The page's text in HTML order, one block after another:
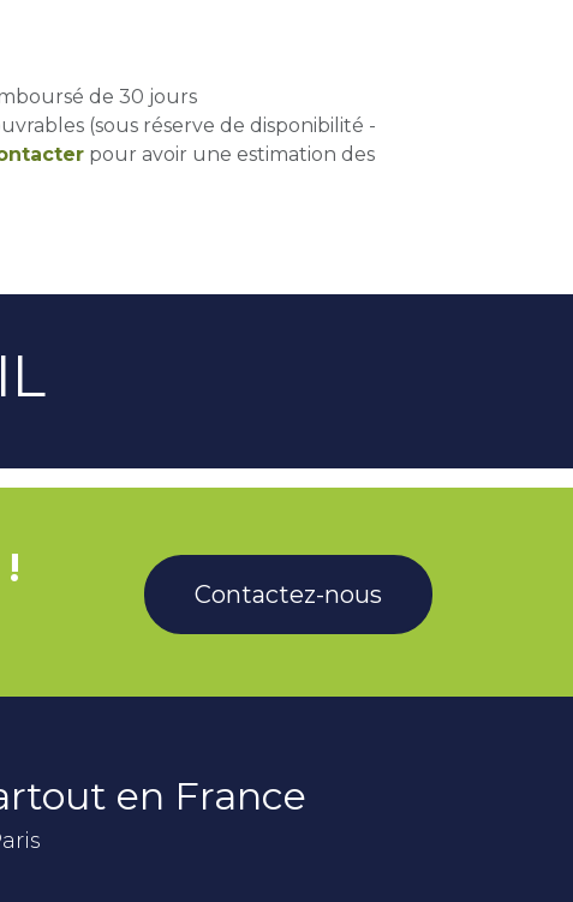
de 30 jours
(sous réserve de disponibilité -
pour avoir une estimation des
Contactez-nous
en France